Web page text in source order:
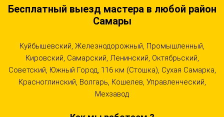
Бесплатный выезд мастера в любой район
Самары
Куйбышевский, Железнодорожный, Промышленный,
Кировский, Самарский, Ленинский, Октябрьский,
Советский, Южный Город, 116 км (Стошка), Сухая Самарка,
Красноглинский, Волгарь, Кошелев, Управленческий,
Мехзавод